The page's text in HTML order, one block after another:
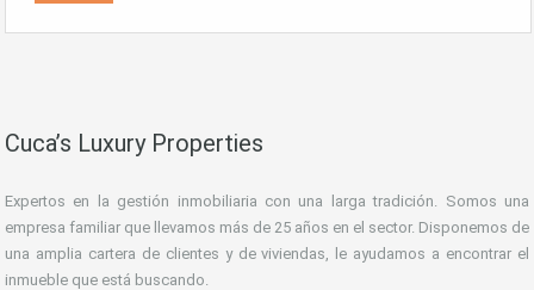
Cuca’s Luxury Properties
Expertos en la gestión inmobiliaria con una larga tradición. Somos una
empresa familiar que llevamos más de 25 años en el sector. Disponemos de
una amplia cartera de clientes y de viviendas, le ayudamos a encontrar el
inmueble que está buscando.